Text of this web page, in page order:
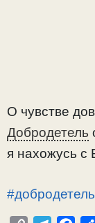
О чувстве
Добродетель
я нахожусь с
#добродетель